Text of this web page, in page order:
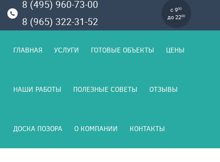
8 (495) 960-73-00
8 (965) 322-31-52
с 900
до 2200
ГЛАВНАЯ УСЛУГИ ГОТОВЫЕ ОБЪЕКТЫ ЦЕНЫ
НАШИ РАБОТЫ ПОЛЕЗНЫЕ СОВЕТЫ ОТЗЫВЫ
ДОСКА ПОЗОРА О КОМПАНИИ КОНТАКТЫ